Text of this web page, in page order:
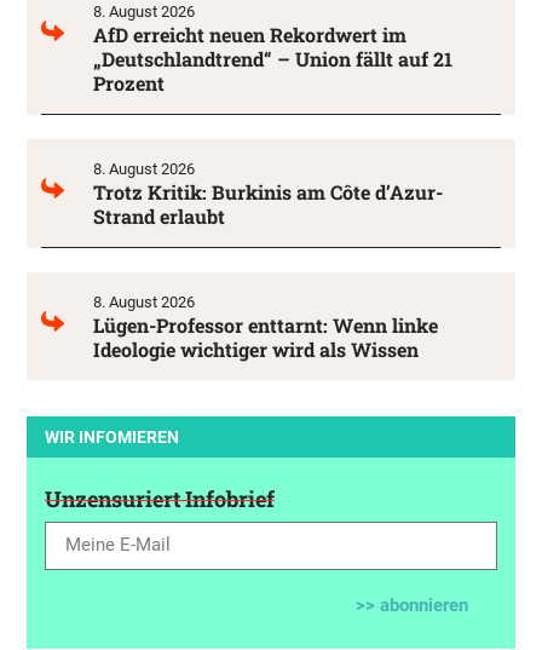
8. August 2026
AfD erreicht neuen Rekordwert im
„Deutschlandtrend“ – Union fällt auf 21
Prozent
8. August 2026
Trotz Kritik: Burkinis am Côte d’Azur-
Strand erlaubt
8. August 2026
Lügen-Professor enttarnt: Wenn linke
Ideologie wichtiger wird als Wissen
WIR INFOMIEREN
Unzensuriert Infobrief
>> abonnieren